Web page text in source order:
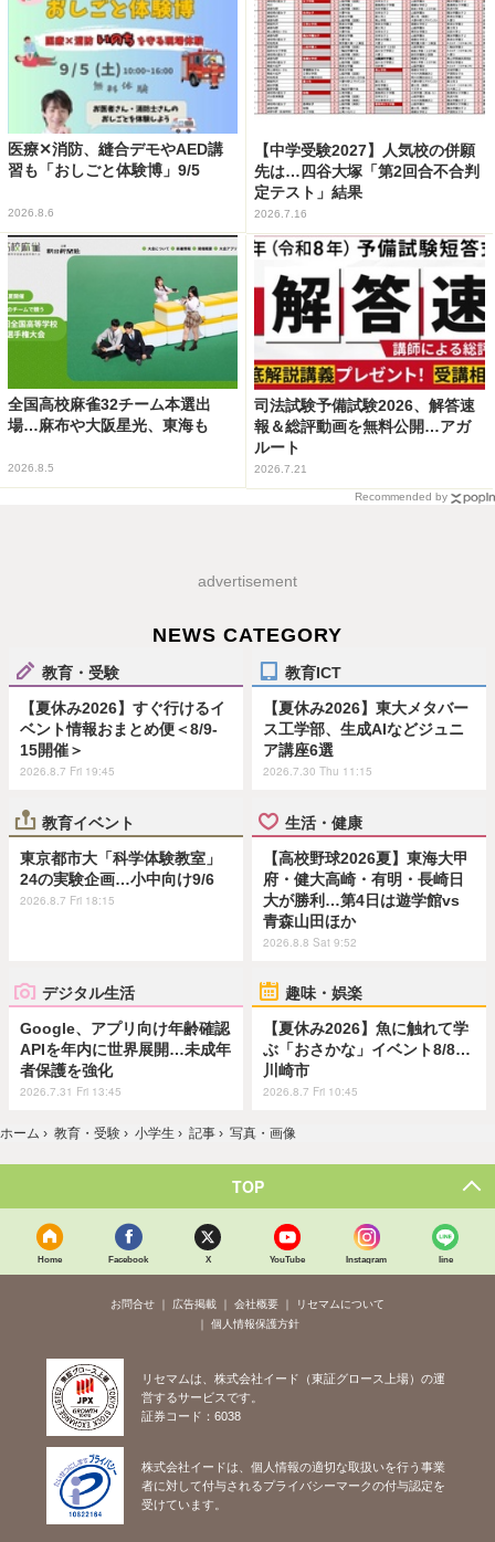
医療✕消防、縫合デモやAED講
習も「おしごと体験博」9/5
2026.8.6
【中学受験2027】人気校の併願
先は…四谷大塚「第2回合不合判
定テスト」結果
2026.7.16
全国高校麻雀32チーム本選出
場…麻布や大阪星光、東海も
2026.8.5
司法試験予備試験2026、解答速
報＆総評動画を無料公開…アガ
ルート
2026.7.21
Recommended by
advertisement
NEWS CATEGORY
教育・受験
【夏休み2026】すぐ行けるイ
ベント情報おまとめ便＜8/9-
15開催＞
2026.8.7 Fri 19:45
教育ICT
【夏休み2026】東大メタバー
ス工学部、生成AIなどジュニ
ア講座6選
2026.7.30 Thu 11:15
教育イベント
東京都市大「科学体験教室」
24の実験企画…小中向け9/6
2026.8.7 Fri 18:15
生活・健康
【高校野球2026夏】東海大甲
府・健大高崎・有明・長崎日
大が勝利…第4日は遊学館vs
青森山田ほか
2026.8.8 Sat 9:52
デジタル生活
Google、アプリ向け年齢確認
APIを年内に世界展開…未成年
者保護を強化
2026.7.31 Fri 13:45
趣味・娯楽
【夏休み2026】魚に触れて学
ぶ「おさかな」イベント8/8…
川崎市
2026.8.7 Fri 10:45
ホーム › 教育・受験 › 小学生 › 記事 › 写真・画像
TOP
Home Facebook X YouTube Instagram line
お問合せ 広告掲載 会社概要
リセマムについて
個人情報保護方針
リセマムは、株式会社イード（東証グロース上場）の運
営するサービスです。
証券コード：6038
株式会社イードは、個人情報の適切な取扱いを行う事業
者に対して付与されるプライバシーマークの付与認定を
受けています。